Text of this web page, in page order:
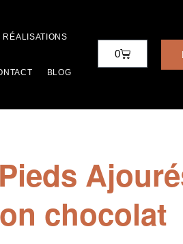
RÉALISATIONS
BLOG
0
chocolat